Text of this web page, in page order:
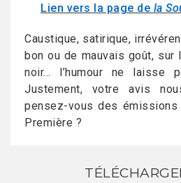
Lien vers la page de la
Caustique, satirique,
bon ou de mauvais goût, sur
noir… l’humour ne laisse
Justement, votre avis
pensez-vous des
Première ?